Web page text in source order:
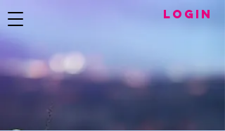
LogIN